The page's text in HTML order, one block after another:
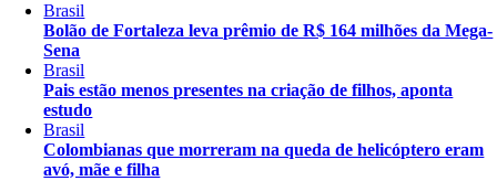
Brasil
Bolão de Fortaleza leva prêmio de R$ 164 milhões da Mega-
Sena
Brasil
Pais estão menos presentes na criação de filhos, aponta
estudo
Brasil
Colombianas que morreram na queda de helicóptero eram
avó, mãe e filha